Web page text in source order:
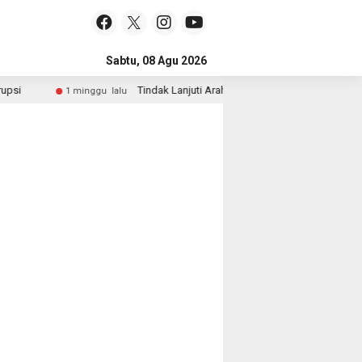
Sabtu, 08 Agu 2026
1 minggu lalu Tindak Lanjuti Arahan Presiden, Wakapolri dan